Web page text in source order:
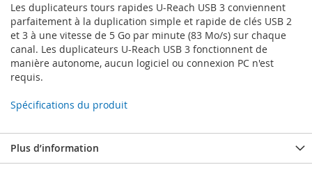
Les duplicateurs tours rapides U-Reach USB 3 conviennent
parfaitement à la duplication simple et rapide de clés USB 2
et 3 à une vitesse de 5 Go par minute (83 Mo/s) sur chaque
canal. Les duplicateurs U-Reach USB 3 fonctionnent de
manière autonome, aucun logiciel ou connexion PC n'est
requis.
Spécifications du produit
Plus d’information